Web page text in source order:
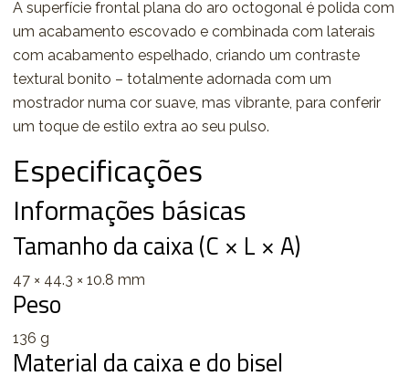
A superfície frontal plana do aro octogonal é polida com
um acabamento escovado e combinada com laterais
com acabamento espelhado, criando um contraste
textural bonito – totalmente adornada com um
mostrador numa cor suave, mas vibrante, para conferir
um toque de estilo extra ao seu pulso.
Especificações
Informações básicas
Tamanho da caixa (C × L × A)
47 × 44.3 × 10.8 mm
Peso
136 g
Material da caixa e do bisel